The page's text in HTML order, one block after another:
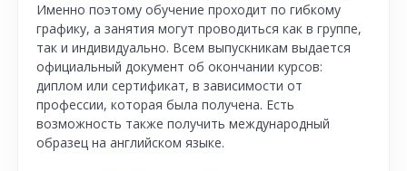
Именно поэтому обучение проходит по гибкому
графику, а занятия могут проводиться как в группе,
так и индивидуально. Всем выпускникам выдается
официальный документ об окончании курсов:
диплом или сертификат, в зависимости от
профессии, которая была получена. Есть
возможность также получить международный
образец на английском языке.